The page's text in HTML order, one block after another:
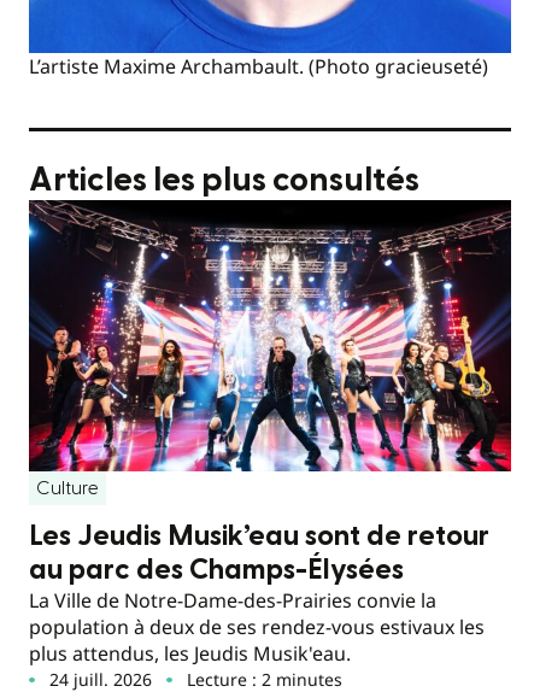
L’artiste Maxime Archambault. (Photo gracieuseté)
Articles les plus consultés
Culture
Les Jeudis Musik’eau sont de retour
au parc des Champs-Élysées
La Ville de Notre-Dame-des-Prairies convie la
population à deux de ses rendez-vous estivaux les
plus attendus, les Jeudis Musik'eau.
24 juill. 2026 Lecture : 2 minutes